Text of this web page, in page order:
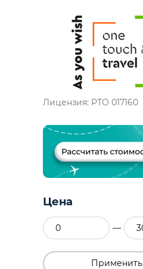
Лицензия: РТО 017160
Цена
—
Применить